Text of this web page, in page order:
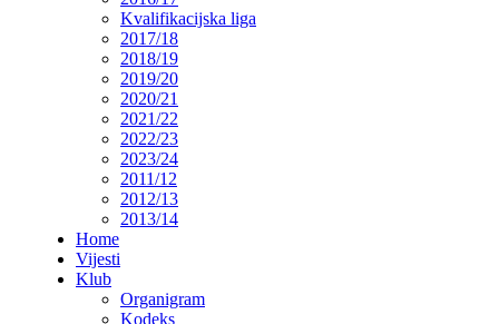
Kvalifikacijska liga
2017/18
2018/19
2019/20
2020/21
2021/22
2022/23
2023/24
2011/12
2012/13
2013/14
Home
Vijesti
Klub
Organigram
Kodeks